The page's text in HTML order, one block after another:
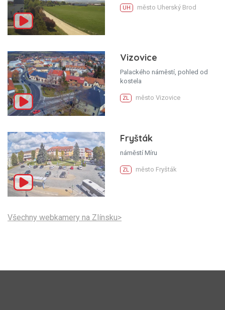
UH město Uherský Brod
Vizovice
Palackého náměstí, pohled od
kostela
ZL město Vizovice
Fryšták
náměstí Míru
ZL město Fryšták
Všechny webkamery na Zlínsku>